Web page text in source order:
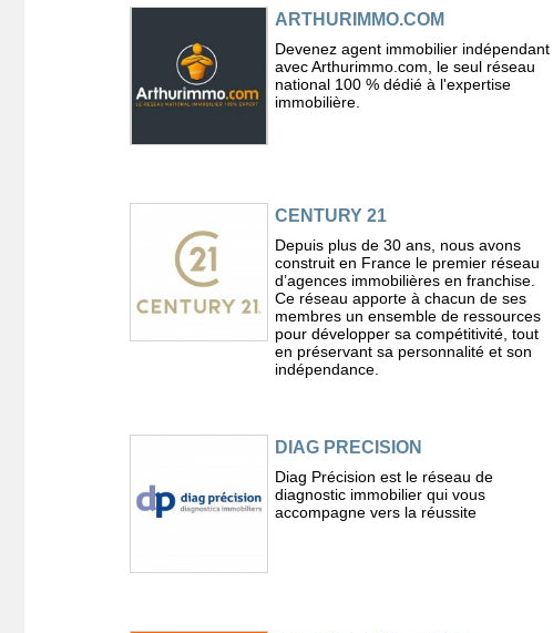
ARTHURIMMO.COM
Devenez agent immobilier indépendant
avec Arthurimmo.com, le seul réseau
national 100 % dédié à l'expertise
immobilière.
CENTURY 21
Depuis plus de 30 ans, nous avons
construit en France le premier réseau
d’agences immobilières en franchise.
Ce réseau apporte à chacun de ses
membres un ensemble de ressources
pour développer sa compétitivité, tout
en préservant sa personnalité et son
indépendance.
DIAG PRECISION
Diag Précision est le réseau de
diagnostic immobilier qui vous
accompagne vers la réussite